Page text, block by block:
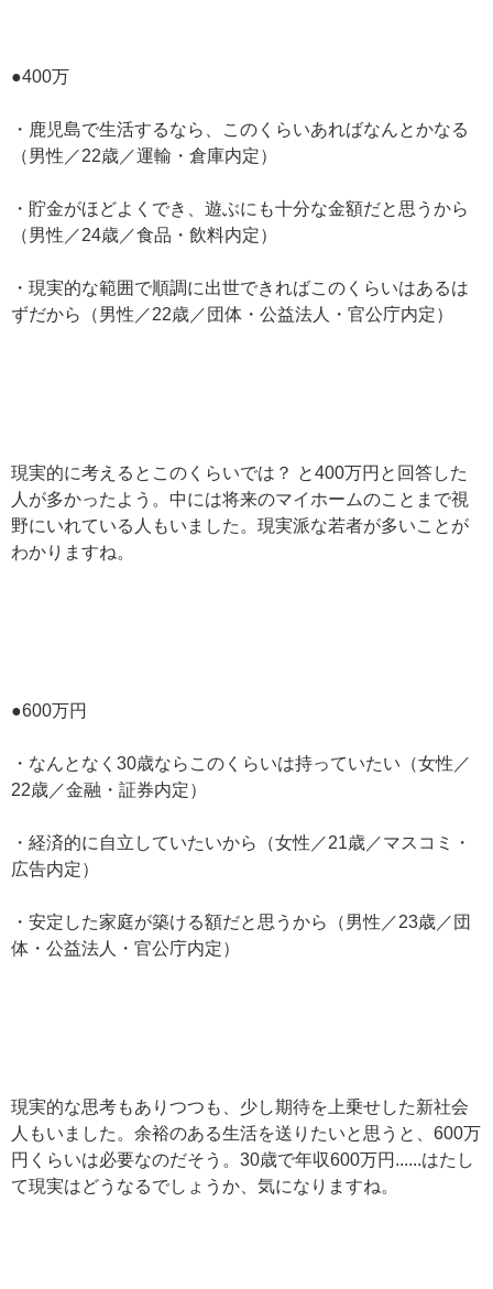
●400万
・鹿児島で生活するなら、このくらいあればなんとかなる
（男性／22歳／運輸・倉庫内定）
・貯金がほどよくでき、遊ぶにも十分な金額だと思うから
（男性／24歳／食品・飲料内定）
・現実的な範囲で順調に出世できればこのくらいはあるは
ずだから（男性／22歳／団体・公益法人・官公庁内定）
現実的に考えるとこのくらいでは？ と400万円と回答した
人が多かったよう。中には将来のマイホームのことまで視
野にいれている人もいました。現実派な若者が多いことが
わかりますね。
●600万円
・なんとなく30歳ならこのくらいは持っていたい（女性／
22歳／金融・証券内定）
・経済的に自立していたいから（女性／21歳／マスコミ・
広告内定）
・安定した家庭が築ける額だと思うから（男性／23歳／団
体・公益法人・官公庁内定）
現実的な思考もありつつも、少し期待を上乗せした新社会
人もいました。余裕のある生活を送りたいと思うと、600万
円くらいは必要なのだそう。30歳で年収600万円......はたし
て現実はどうなるでしょうか、気になりますね。